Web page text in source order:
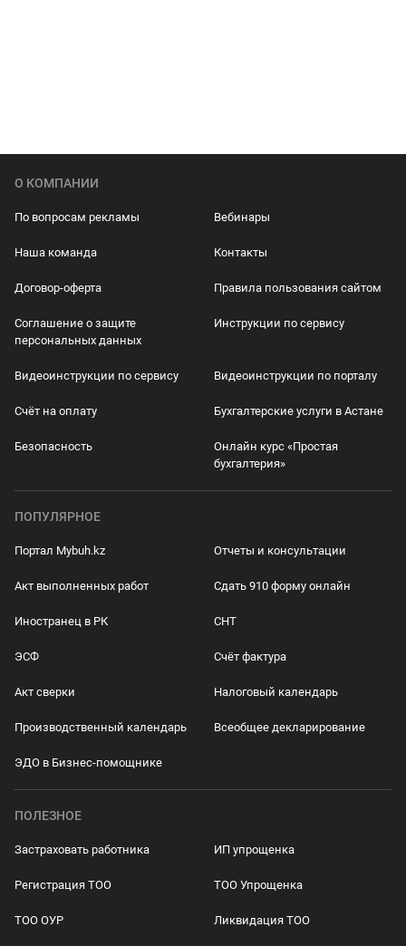
О КОМПАНИИ
По вопросам рекламы Вебинары
Наша команда Контакты
Договор-оферта Правила пользования сайтом
Соглашение о защите
персональных данных
Инструкции по сервису
Видеоинструкции по сервису Видеоинструкции по порталу
Счёт на оплату Бухгалтерские услуги в Астане
Безопасность
Онлайн курс «Простая
бухгалтерия»
ПОПУЛЯРНОЕ
Портал Mybuh.kz Отчеты и консультации
Акт выполненных работ Сдать 910 форму онлайн
Иностранец в РК СНТ
ЭСФ Счёт фактура
Акт сверки Налоговый календарь
Производственный календарь Всеобщее декларирование
ЭДО в Бизнес-помощнике
ПОЛЕЗНОЕ
Застраховать работника ИП упрощенка
Регистрация ТОО ТОО Упрощенка
ТОО ОУР Ликвидация ТОО